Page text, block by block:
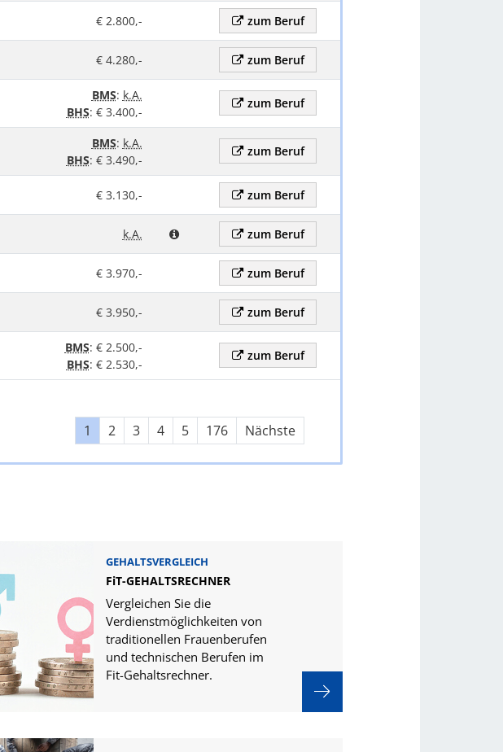
€ 2.800,- zum Beruf
€ 4.280,- zum Beruf
BMS: k.A.
BHS: € 3.400,-
zum Beruf
BMS: k.A.
BHS: € 3.490,-
zum Beruf
€ 3.130,- zum Beruf
k.A. zum Beruf
€ 3.970,- zum Beruf
€ 3.950,- zum Beruf
BMS: € 2.500,-
BHS: € 2.530,-
zum Beruf
1 2 3 4 5 176 Nächste
GEHALTSVERGLEICH
FiT-GEHALTSRECHNER
Vergleichen Sie die
Verdienstmöglichkeiten von
traditionellen Frauenberufen
und technischen Berufen im
Fit-Gehaltsrechner.